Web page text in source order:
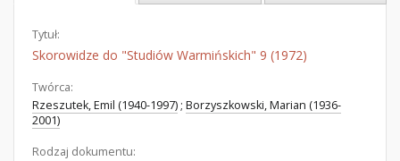
Tytuł:
Skorowidze do "Studiów Warmińskich" 9 (1972)
Twórca:
Rzeszutek, Emil (1940-1997) ; Borzyszkowski, Marian (1936-
2001)
Rodzaj dokumentu: